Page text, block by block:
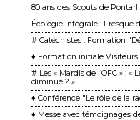
80 ans des Scouts de
Écologie Intégrale : Fresque
# Catéchistes : Formation
♦ Formation initiale Visiteurs
# Les « Mardis de l’OFC » :
diminué ? »
♦ Conférence "Le rôle de la
♦ Messe avec témoignages